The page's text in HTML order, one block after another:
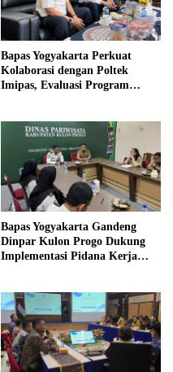
Bapas Yogyakarta Perkuat
Kolaborasi dengan Poltek
Imipas, Evaluasi Program
Bapas Yogyakarta Gandeng
Dinpar Kulon Progo Dukung
Implementasi Pidana Kerja